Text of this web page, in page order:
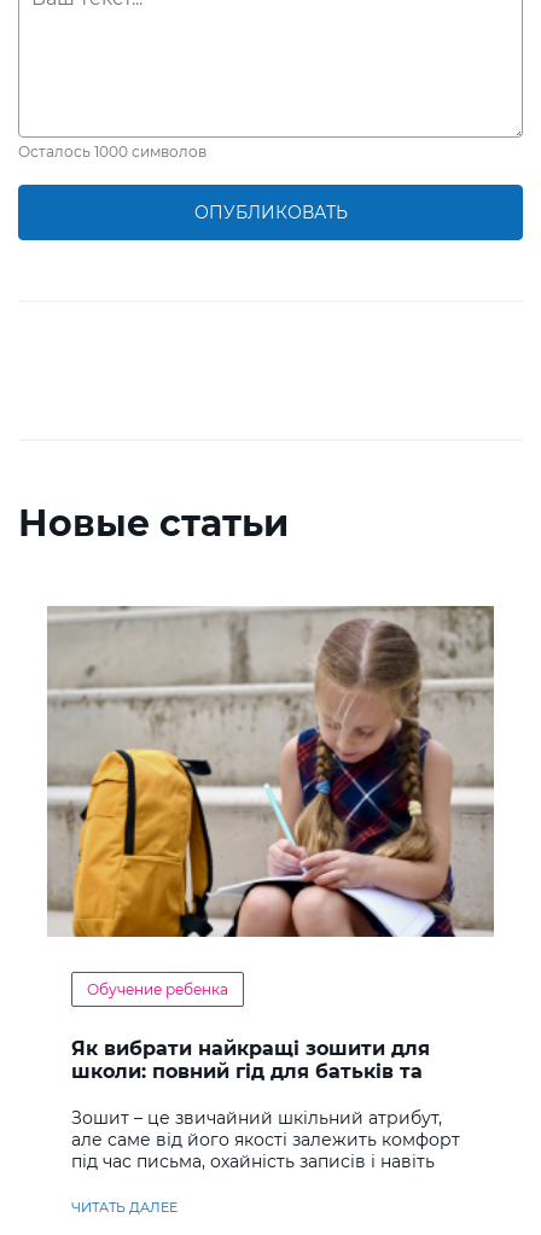
Осталось 1000 символов
ОПУБЛИКОВАТЬ
Новые статьи
Обучение ребенка
Як вибрати найкращі зошити для
школи: повний гід для батьків та
Зошит – це звичайний шкільний атрибут,
але саме від його якості залежить комфорт
під час письма, охайність записів і навіть
ЧИТАТЬ ДАЛЕЕ